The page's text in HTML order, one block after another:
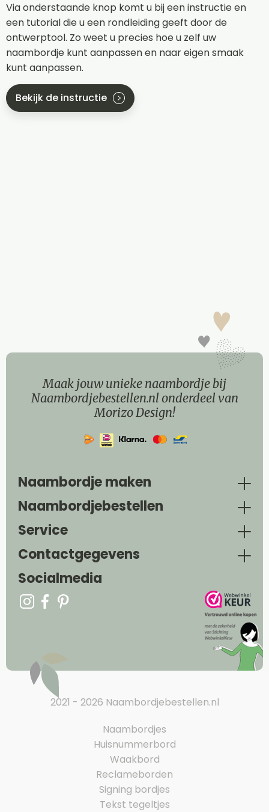
Via onderstaande knop komt u bij een instructie en
een tutorial die u een rondleiding geeft door de
ontwerptool. Zo weet u precies hoe u zelf uw
naambordje kunt aanpassen en naar eigen smaak
kunt aanpassen.
Bekijk de instructie
Maak jouw unieke naambordje bij
Naambordjebestellen.nl onderdeel van
Morizo Design!
Naambordje maken
Naambordjebestellen
Service
Contactgegevens
Socialmedia
2021 - 2026 Naambordjebestellen.nl
Naambordjes
Huisnummerbord
Waakbord
Reclameborden
Signing bordjes
Tekst tegeltjes